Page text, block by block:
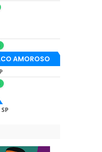
AMOROSO